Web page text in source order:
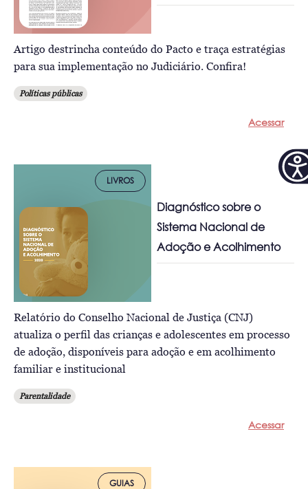
Artigo destrincha conteúdo do Pacto e traça estratégias
para sua implementação no Judiciário. Confira!
Políticas públicas
Acessar
LIVROS
Diagnóstico sobre o
Sistema Nacional de
Adoção e Acolhimento
Relatório do Conselho Nacional de Justiça (CNJ)
atualiza o perfil das crianças e adolescentes em processo
de adoção, disponíveis para adoção e em acolhimento
familiar e institucional
Parentalidade
Acessar
GUIAS